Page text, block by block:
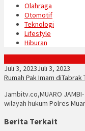
Olahraga
Otomotif
Teknologi
Lifestyle
Hiburan
Juli 3, 2023Juli 3, 2023
Rumah Pak Imam
Jambitv.co,MUARO
wilayah hukum Polres
Berita Terkait